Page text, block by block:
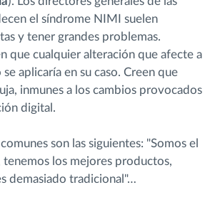
seguimiento de rutas
del conductor
las características
el síndrome NIMI suelen
y tener grandes problemas.
que cualquier alteración que afecte a
aplicaría en su caso. Creen que
inmunes a los cambios provocados
digital.
son las siguientes: "Somos el
tenemos los mejores productos,
demasiado tradicional"…